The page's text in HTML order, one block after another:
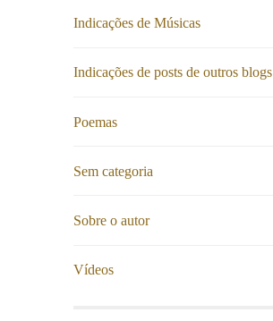
Indicações de Músicas
Indicações de posts de outros blogs
Poemas
Sem categoria
Sobre o autor
Vídeos